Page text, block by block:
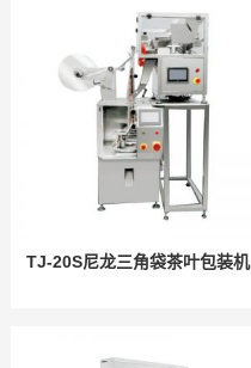
TJ-20S尼龙三角袋茶叶包装机